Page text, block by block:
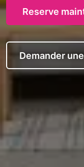
Reserve
Demander